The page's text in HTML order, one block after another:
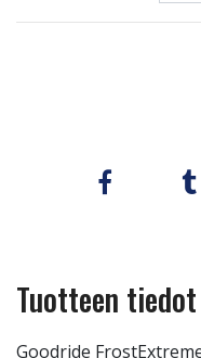
Tuotteen tiedot
Goodride